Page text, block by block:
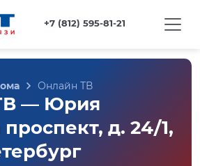
+7 (812) 595-81-21
Онлайн ТВ
— Юрия
д. 24/1,